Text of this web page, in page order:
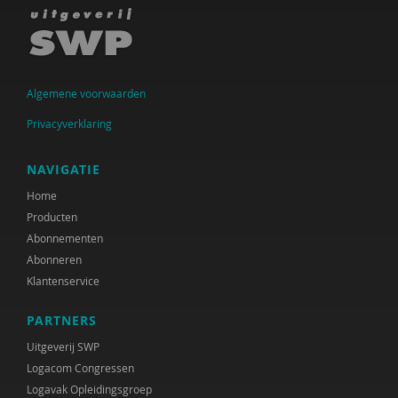
Geraldien Blokland
Arjan Bolt
Hilde Brons
Sonja Brouwers
Albert Buisman
René Clarijs
M.C.M. Dekker
Symone Detmar
Sietske Dijkstra, Hameeda Lakho en Kirsten
Regtop
Algemene voorwaarden
Privacyverklaring
NAVIGATIE
Home
Producten
Abonnementen
Abonneren
Klantenservice
PARTNERS
Uitgeverij SWP
Logacom Congressen
Logavak Opleidingsgroep